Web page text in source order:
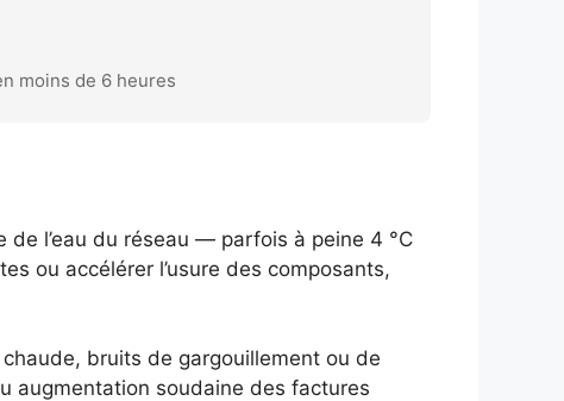
moins de 6 heures
l’eau du réseau — parfois à peine 4 °C
ou accélérer l’usure des composants,
bruits de gargouillement ou de
augmentation soudaine des factures